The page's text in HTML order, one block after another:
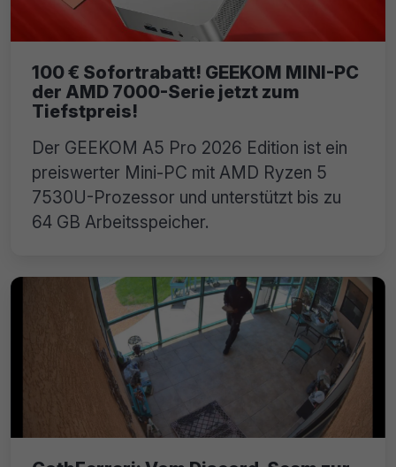
100 € Sofortrabatt! GEEKOM MINI-PC
der AMD 7000-Serie jetzt zum
Tiefstpreis!
Der GEEKOM A5 Pro 2026 Edition ist ein
preiswerter Mini-PC mit AMD Ryzen 5
7530U-Prozessor und unterstützt bis zu
64 GB Arbeitsspeicher.